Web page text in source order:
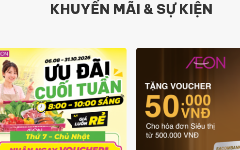
KHUYẾN MÃI & SỰ KIỆN